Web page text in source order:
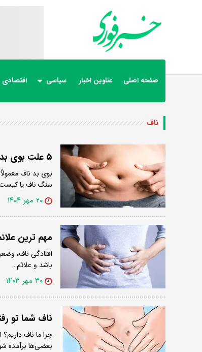
صفحه اصلی عناوین اخبار سیاسی اقتصادی
ناف
۵ علت بوی بد ناف چیست؟
بوی بد ناف
سنگ ناف یا
۲۰ مهر ۱۴۰۴
مهم ترین
افتادگی ناف،
باشد و علائم…
۳۰ مهر ۱۴۰۳
ناف شما تو
چرا ما ناف
بعضی‌ها برآمده